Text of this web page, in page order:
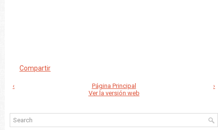
Compartir
‹ ›
Página Principal
Ver la versión web